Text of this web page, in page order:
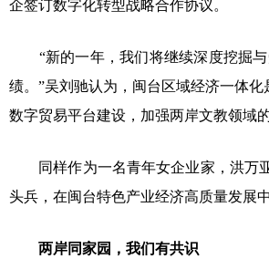
企签订数字化转型战略合作协议。
“新的一年，我们将继续深度挖掘与
绩。”吴刘驰认为，闽台区域经济一体
数字贸易平台建设，加强两岸文教领域
同样作为一名青年女企业家，洪万亚
头兵，在闽台特色产业经济高质量发展
两岸同家园，我们有共识